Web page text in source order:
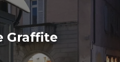
Graffite